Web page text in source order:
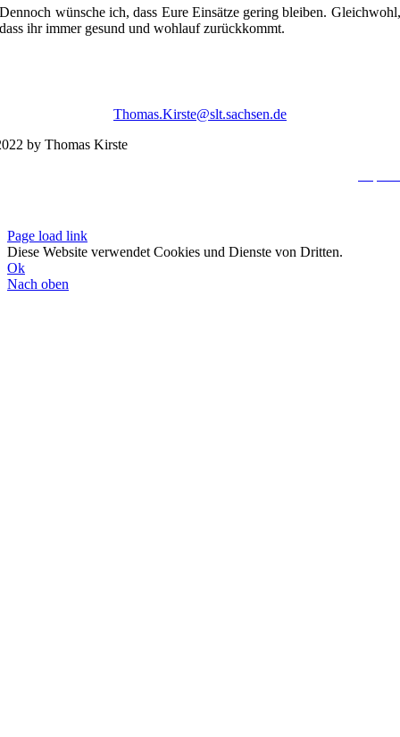
Dennoch wünsche ich, dass Eure Einsätze gering bleiben. Gleichwohl,
dass ihr immer gesund und wohlauf zurückkommt.
Thomas.Kirste@slt.sachsen.de
by Thomas Kirste
Page load link
Diese Website verwendet Cookies und Dienste von Dritten.
Ok
Nach oben